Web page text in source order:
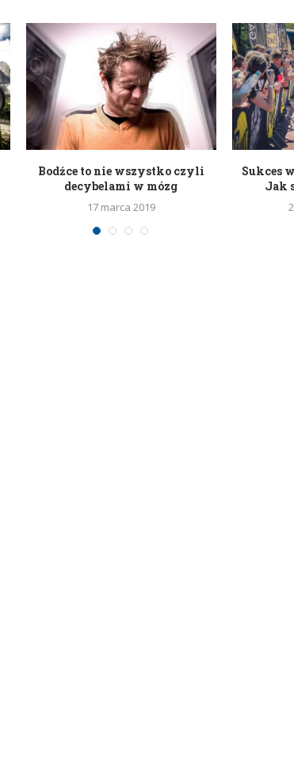
Bodźce to nie wszystko czyli
decybelami w mózg
17 marca 2019
Sukces
Jak